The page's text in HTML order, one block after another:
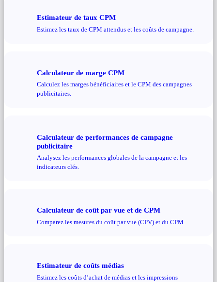
Estimateur de taux CPM
Estimez les taux de CPM attendus et les coûts de campagne.
Calculateur de marge CPM
Calculez les marges bénéficiaires et le CPM des campagnes
publicitaires.
Calculateur de performances de campagne
publicitaire
Analysez les performances globales de la campagne et les
indicateurs clés.
Calculateur de coût par vue et de CPM
Comparez les mesures du coût par vue (CPV) et du CPM.
Estimateur de coûts médias
Estimez les coûts d’achat de médias et les impressions